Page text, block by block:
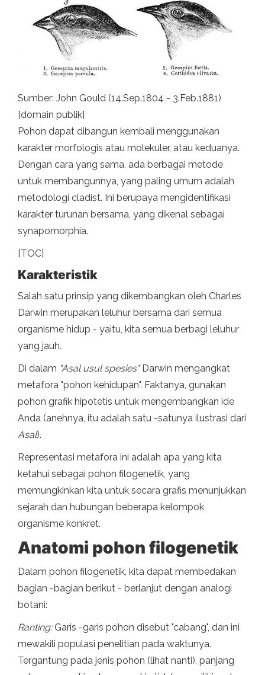
Sumber: John Gould (14.Sep.1804 - 3.Feb.1881)
[domain publik]
Pohon dapat dibangun kembali menggunakan
karakter morfologis atau molekuler, atau keduanya.
Dengan cara yang sama, ada berbagai metode
untuk membangunnya, yang paling umum adalah
metodologi cladist. Ini berupaya mengidentifikasi
karakter turunan bersama, yang dikenal sebagai
synapomorphia.
[TOC]
Karakteristik
Salah satu prinsip yang dikembangkan oleh Charles
Darwin merupakan leluhur bersama dari semua
organisme hidup - yaitu, kita semua berbagi leluhur
yang jauh.
Di dalam "Asal usul spesies"Darwin mengangkat
metafora "pohon kehidupan". Faktanya, gunakan
pohon grafik hipotetis untuk mengembangkan ide
Anda (anehnya, itu adalah satu -satunya ilustrasi dari
Asal).
Representasi metafora ini adalah apa yang kita
ketahui sebagai pohon filogenetik, yang
memungkinkan kita untuk secara grafis menunjukkan
sejarah dan hubungan beberapa kelompok
organisme konkret.
Anatomi pohon filogenetik
Dalam pohon filogenetik, kita dapat membedakan
bagian -bagian berikut - berlanjut dengan analogi
botani:
Ranting:Garis -garis pohon disebut "cabang", dan ini
mewakili populasi penelitian pada waktunya.
Tergantung pada jenis pohon (lihat nanti), panjang